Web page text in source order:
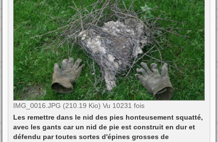
IMG_0016.JPG (210.19 Kio) Vu 10231 fois
Les remettre dans le nid des pies honteusement squatté,
avec les gants car un nid de pie est construit en dur et
défendu par toutes sortes d'épines grosses de